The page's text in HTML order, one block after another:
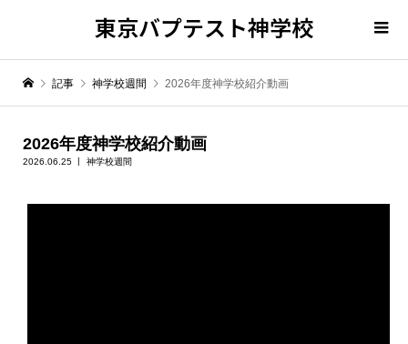
東京バプテスト神学校
記事 神学校週間 2026年度神学校紹介動画
2026年度神学校紹介動画
2026.06.25 神学校週間